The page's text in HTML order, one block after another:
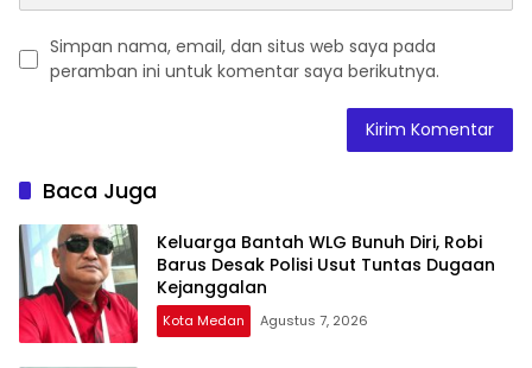
Simpan nama, email, dan situs web saya pada
peramban ini untuk komentar saya berikutnya.
Baca Juga
Keluarga Bantah WLG Bunuh Diri, Robi
Barus Desak Polisi Usut Tuntas Dugaan
Kejanggalan
Kota Medan Agustus 7, 2026